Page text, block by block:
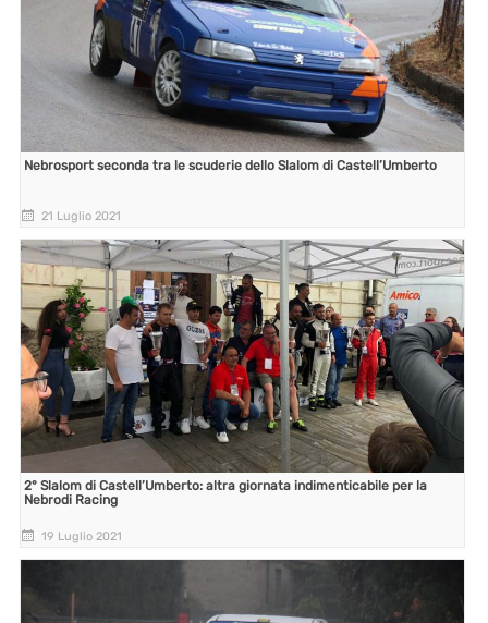
Nebrosport seconda tra le scuderie dello Slalom di Castell’Umberto
21 Luglio 2021
2° Slalom di Castell’Umberto: altra giornata indimenticabile per la
Nebrodi Racing
19 Luglio 2021